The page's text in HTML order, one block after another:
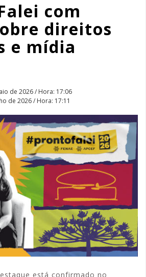
com
direitos
e mídia
de 2026 / Hora: 17:06
de 2026 / Hora: 17:11
está confirmado no